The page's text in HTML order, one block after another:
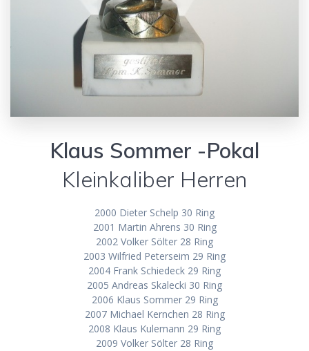
Klaus Sommer -Pokal
Kleinkaliber Herren
2000 Dieter Schelp 30 Ring
2001 Martin Ahrens 30 Ring
2002 Volker Sölter 28 Ring
2003 Wilfried Peterseim 29 Ring
2004 Frank Schiedeck 29 Ring
2005 Andreas Skalecki 30 Ring
2006 Klaus Sommer 29 Ring
2007 Michael Kernchen 28 Ring
2008 Klaus Kulemann 29 Ring
2009 Volker Sölter 28 Ring